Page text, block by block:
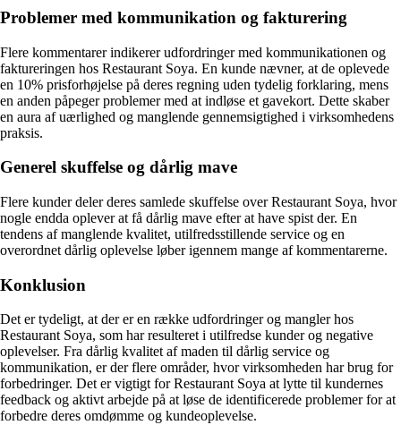
Problemer med kommunikation og fakturering
Flere kommentarer indikerer udfordringer med kommunikationen og
faktureringen hos Restaurant Soya. En kunde nævner, at de oplevede
en 10% prisforhøjelse på deres regning uden tydelig forklaring, mens
en anden påpeger problemer med at indløse et gavekort. Dette skaber
en aura af uærlighed og manglende gennemsigtighed i virksomhedens
praksis.
Generel skuffelse og dårlig mave
Flere kunder deler deres samlede skuffelse over Restaurant Soya, hvor
nogle endda oplever at få dårlig mave efter at have spist der. En
tendens af manglende kvalitet, utilfredsstillende service og en
overordnet dårlig oplevelse løber igennem mange af kommentarerne.
Konklusion
Det er tydeligt, at der er en række udfordringer og mangler hos
Restaurant Soya, som har resulteret i utilfredse kunder og negative
oplevelser. Fra dårlig kvalitet af maden til dårlig service og
kommunikation, er der flere områder, hvor virksomheden har brug for
forbedringer. Det er vigtigt for Restaurant Soya at lytte til kundernes
feedback og aktivt arbejde på at løse de identificerede problemer for at
forbedre deres omdømme og kundeoplevelse.